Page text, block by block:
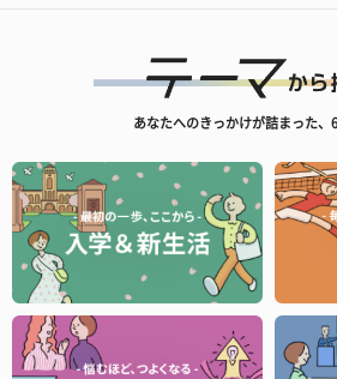
あなたへのきっかけが詰まった、